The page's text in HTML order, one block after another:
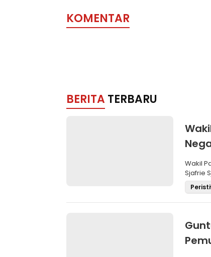
KOMENTAR
BERITA TERBARU
Wakil
Sjafrie